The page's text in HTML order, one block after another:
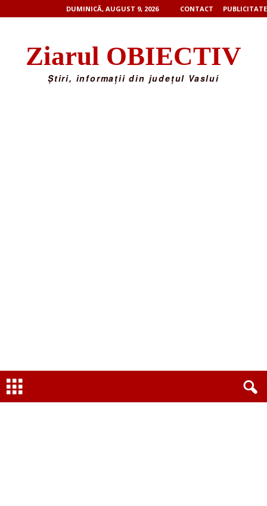
DUMINICĂ, AUGUST 9, 2026 CONTACT PUBLICITATE
Ziarul OBIECTIV
Știri, informații din județul Vaslui